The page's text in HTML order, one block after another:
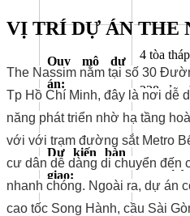
Quy mô dự
án:
4 tòa
238 sản
Dự kiến bàn
giao:
Cuối
VỊ TRÍ DỰ ÁN THE
The Nassim nằm tại số 30
Tp Hồ Chí Minh, đây là nơi dễ
năng phát triển nhờ hạ tầng
với với trạm đường sắt Metro
cư dân dễ dàng di chuyển đến
nhanh chóng. Ngoài ra, dự án
cao tốc Song Hành, cầu Sài